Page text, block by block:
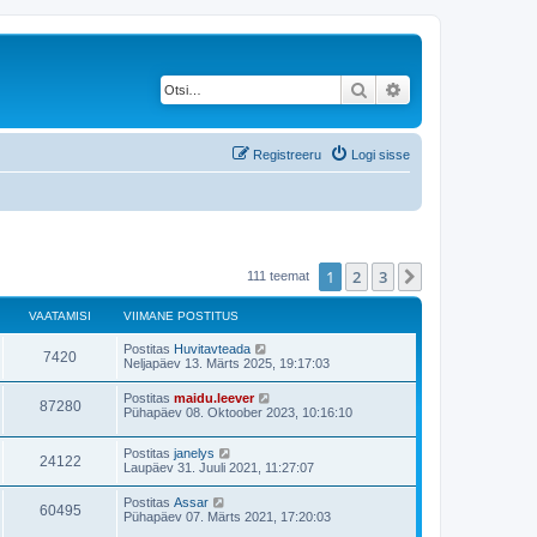
Otsi
Logi sisse
Registreeru
111 teemat 1 2 3
VAATAMISI VIIMANE POSTITUS
7420V
a
m
V
m
a
n
e
p
o
s
t
t
Postitas Huvitavteada
Neljapäev 13. Märts 2025, 19:17:03
87280V
a
a
V
m
a
n
e
p
o
s
Postitas maidu.leever
Pühapäev 08. Oktoober 2023, 10:16:10
24122V
a
V
m
a
n
Postitas janelys
Laupäev 31. Juuli 2021, 11:27:07
60495V
V
Postitas Assar
Pühapäev 07. Märts 2021, 17:20:03